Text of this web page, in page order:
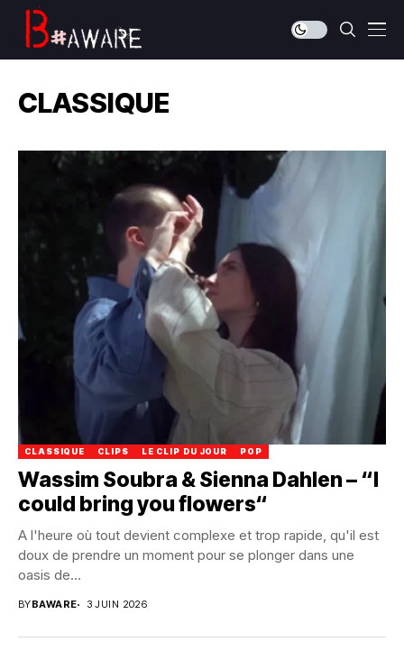
CLASSIQUE
CLASSIQUE CLIPS LE CLIP DU JOUR POP
Wassim Soubra & Sienna Dahlen – “I
could bring you flowers“
A l'heure où tout devient complexe et trop rapide, qu'il est
doux de prendre un moment pour se plonger dans une
oasis de...
BYBAWARE 3 JUIN 2026